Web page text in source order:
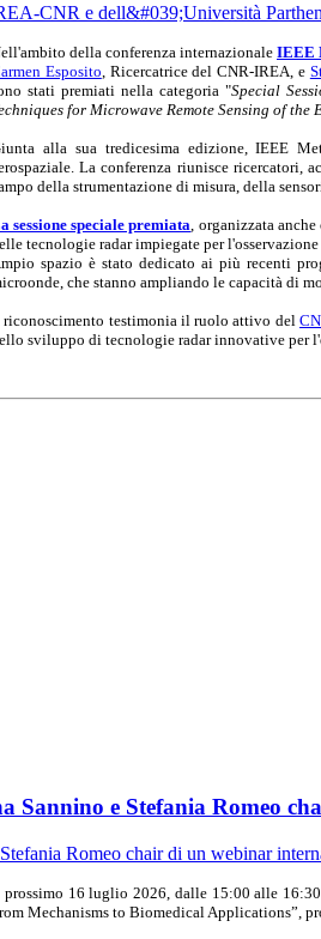
della conferenza internazionale IEEE
Esposito, Ricercatrice del CNR-IREA, e
stati premiati nella categoria "Special
for Microwave Remote Sensing of the
alla sua tredicesima edizione, IEEE
La conferenza riunisce
della strumentazione di misura, della
sessione speciale premiata, organizzata
tecnologie radar impiegate per
spazio è stato dedicato ai più recenti
che stanno ampliando le capacità di
testimonia il ruolo attivo del
sviluppo di tecnologie radar innovative per
Sannino e Stefania Romeo
16 luglio 2026, dalle 15:00 alle
Mechanisms to Biomedical Applications”,